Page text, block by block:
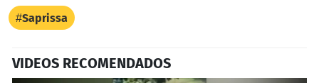
Saprissa
VIDEOS RECOMENDADOS